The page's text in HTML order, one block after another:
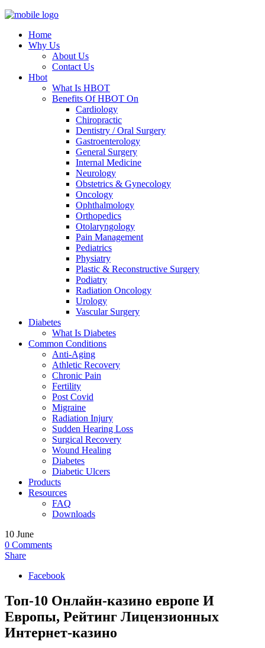
Home
Why Us
About Us
Contact Us
Hbot
What Is HBOT
Benefits Of HBOT On
Cardiology
Chiropractic
Dentistry / Oral Surgery
Gastroenterology
General Surgery
Internal Medicine
Neurology
Obstetrics & Gynecology
Oncology
Ophthalmology
Orthopedics
Otolaryngology
Pain Management
Pediatrics
Physiatry
Plastic & Reconstructive Surgery
Podiatry
Radiation Oncology
Urology
Vascular Surgery
Diabetes
What Is Diabetes
Common Conditions
Anti-Aging
Athletic Recovery
Chronic Pain
Fertility
Post Covid
Migraine
Radiation Injury
Sudden Hearing Loss
Surgical Recovery
Wound Healing
Diabetes
Diabetic Ulcers
Products
Resources
FAQ
Downloads
10 June
0 Comments
Share
Facebook
Топ-10 Онлайн-казино европе И
Европы, Рейтинг Лицензионных
Интернет-казино